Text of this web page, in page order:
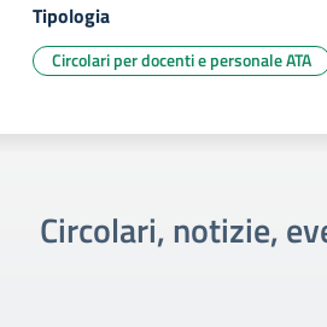
Tipologia
Circolari per docenti e personale ATA
Circolari, notizie,